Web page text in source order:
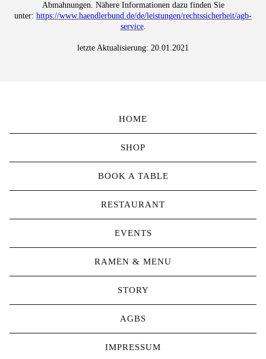
Abmahnungen. Nähere Informationen dazu finden Sie
unter: https://www.haendlerbund.de/de/leistungen/rechtssicherheit/agb-
service.
letzte Aktualisierung: 20.01.2021
HOME
SHOP
BOOK A TABLE
RESTAURANT
EVENTS
RAMEN & MENU
STORY
AGBS
IMPRESSUM